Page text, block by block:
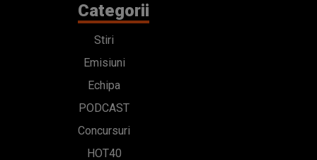
Categorii
Stiri
Emisiuni
Echipa
PODCAST
Concursuri
HOT40